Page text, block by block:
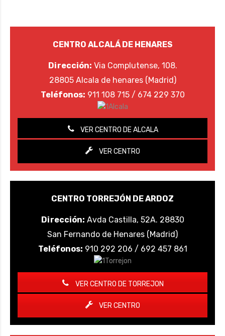
CENTRO ALCALÁ DE HENARES
Dirección: Via Complutense, 108.
28805 Alcala de henares (Madrid)
Teléfonos: 911 108 715 / 674 229 370
VER CENTRO DE ALCALA
VER CENTRO
CENTRO TORREJÓN DE ARDOZ
Dirección: Avda Castilla, 52A. 28830
San Fernando de Henares (Madrid)
Teléfonos: 910 292 206 / 692 457 861
VER CENTRO DE TORREJON
VER CENTRO